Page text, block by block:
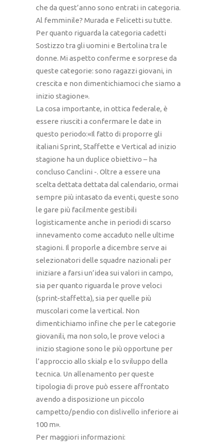
che da quest’anno sono entrati in categoria.
Al femminile? Murada e Felicetti su tutte.
Per quanto riguarda la categoria cadetti
Sostizzo tra gli uomini e Bertolina tra le
donne. Mi aspetto conferme e sorprese da
queste categorie: sono ragazzi giovani, in
crescita e non dimentichiamoci che siamo a
inizio stagione».
La cosa importante, in ottica federale, è
essere riusciti a confermare le date in
questo periodo:«Il fatto di proporre gli
italiani Sprint, Staffette e Vertical ad inizio
stagione ha un duplice obiettivo – ha
concluso Canclini -. Oltre a essere una
scelta dettata dettata dal calendario, ormai
sempre più intasato da eventi, queste sono
le gare più facilmente gestibili
logisticamente anche in periodi di scarso
innevamento come accaduto nelle ultime
stagioni. Il proporle a dicembre serve ai
selezionatori delle squadre nazionali per
iniziare a farsi un’idea sui valori in campo,
sia per quanto riguarda le prove veloci
(sprint-staffetta), sia per quelle più
muscolari come la vertical. Non
dimentichiamo infine che per le categorie
giovanili, ma non solo, le prove veloci a
inizio stagione sono le più opportune per
l’approccio allo skialp e lo sviluppo della
tecnica. Un allenamento per queste
tipologia di prove può essere affrontato
avendo a disposizione un piccolo
campetto/pendio con dislivello inferiore ai
100 m».
Per maggiori informazioni: